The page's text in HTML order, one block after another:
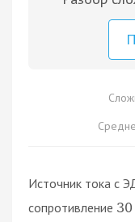
Источник тока с
сопротивление 30